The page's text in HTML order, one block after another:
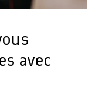
avec